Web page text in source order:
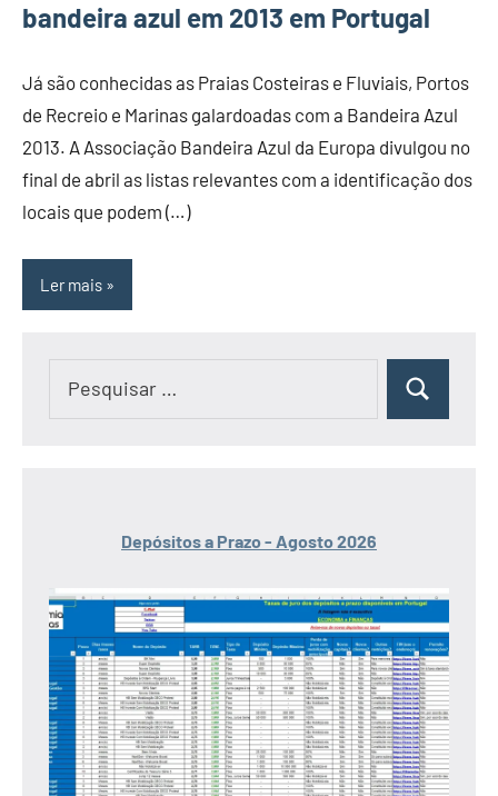
bandeira azul em 2013 em Portugal
Já são conhecidas as Praias Costeiras e Fluviais, Portos
de Recreio e Marinas galardoadas com a Bandeira Azul
2013. A Associação Bandeira Azul da Europa divulgou no
final de abril as listas relevantes com a identificação dos
locais que podem (…)
Ler mais
Pesquisar
Depósitos a Prazo - Agosto 2026